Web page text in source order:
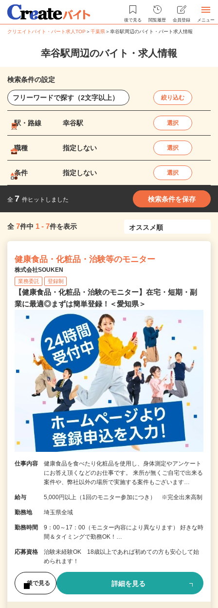
後で見る 閲覧履歴 会員登録 メニュー
クリエイトバイト・パート求人TOP ＞千葉県＞幸谷駅周辺のバイト・パート求人情報
幸谷駅周辺のバイト・求人情報
検索条件の設定
絞り込む
駅・路線 幸谷駅 選択
職種 指定しない 選択
条件 指定しない 選択
全 7 件ヒットしました 検索条件を保存
全 7件中 1 - 7件を表示
健康食品・化粧品・治験等のモニター
株式会社SOUKEN
業務委託 登録制
【健康食品・化粧品・治験のモニター】在宅・短期・副
業に最適◎まずは簡単登録！＜愛知県＞
仕事内容
健康食品を食べたり化粧品を使用し、身体測定やアンケート
にお答え頂くなどのお仕事です。 来所が無くご自宅で出来る
案件や、弊社以外の場所で実施する案件もございます…
給与 5,000円以上（1回のモニター参加につき） ※完全出来高制
勤務地 埼玉県全域
勤務時間
9：00～17：00（モニター内容により異なります） 好きな時
間＆タイミングで勤務OK！…
応募資格
治験未経験OK 18歳以上であれば初めての方も安心して始
められます！
後で見る 詳細を見る